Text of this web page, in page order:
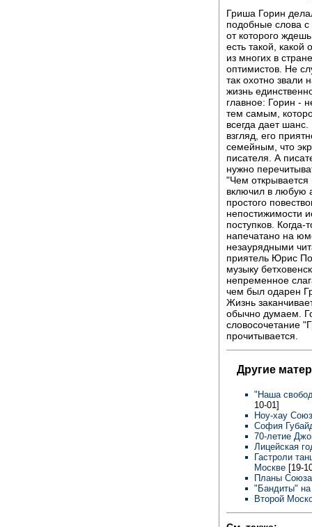
Гриша Горин
подобные слова
от которого
есть такой,
из многих в
оптимистов. Не
так охотно звали
жизнь
главное: Горин -
тем самым,
всегда дает
взгляд, его
семейным, что
писателя. А
нужно
"Чем открывается
включил в любую
простого
непостижимости
поступков.
напечатано на
незаурядными
приятель Юрис
музыку
непременное
чем был одарен
Жизнь
обычно думаем.
словосочетание
прочитывается.
Другие
"Наша
10-01]
Ноу-хау
София
70-летие
Лицейская
Гастроли
Москве [19-
Планы
"Бандиты"
Второй